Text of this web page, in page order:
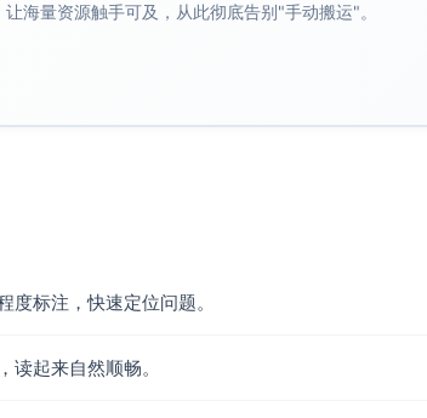
海量资源触手可及，从此彻底告别"手动搬运"。
标注，快速定位问题。
起来自然顺畅。